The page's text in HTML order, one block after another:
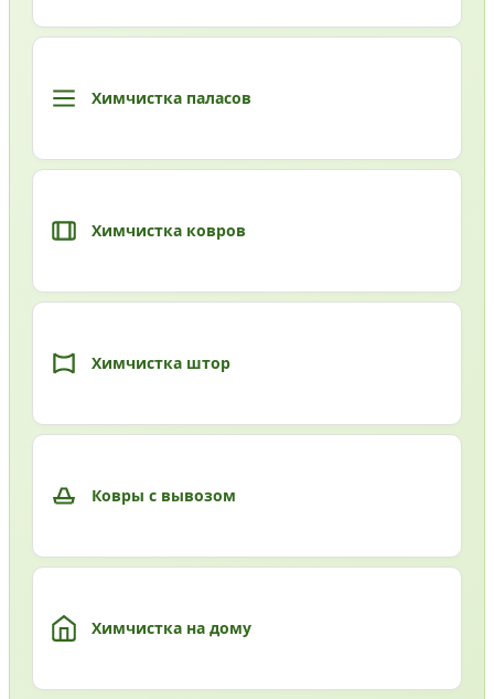
Химчистка паласов
Химчистка ковров
Химчистка штор
Ковры с вывозом
Химчистка на дому